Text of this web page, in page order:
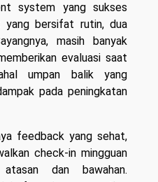
system yang sukses
yang bersifat rutin, dua
masih banyak
evaluasi saat
umpan balik yang
pada peningkatan
feedback yang sehat,
check-in mingguan
dan bawahan.